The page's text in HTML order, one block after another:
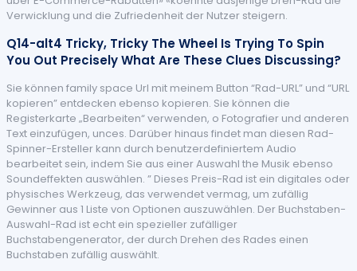
Verwicklung und die Zufriedenheit der Nutzer steigern.
Q14-alt4 Tricky, Tricky The Wheel Is Trying To Spin
You Out Precisely What Are These Clues Discussing?
Sie können family space Url mit meinem Button “Rad-URL” und “URL
kopieren” entdecken ebenso kopieren. Sie können die
Registerkarte „Bearbeiten“ verwenden, o Fotografier und anderen
Text einzufügen, unces. Darüber hinaus findet man diesen Rad-
Spinner-Ersteller kann durch benutzerdefiniertem Audio
bearbeitet sein, indem Sie aus einer Auswahl the Musik ebenso
Soundeffekten auswählen. ” Dieses Preis-Rad ist ein digitales oder
physisches Werkzeug, das verwendet vermag, um zufällig
Gewinner aus 1 Liste von Optionen auszuwählen. Der Buchstaben-
Auswahl-Rad ist echt ein spezieller zufälliger
Buchstabengenerator, der durch Drehen des Rades einen
Buchstaben zufällig auswählt.